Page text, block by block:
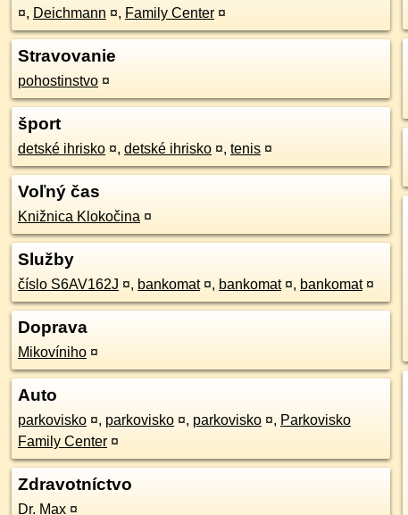
¤, Deichmann ¤, Family Center ¤
Stravovanie
pohostinstvo ¤
šport
detské ihrisko ¤, detské ihrisko ¤, tenis ¤
Voľný čas
Knižnica Klokočina ¤
Služby
číslo S6AV162J ¤, bankomat ¤, bankomat ¤, bankomat ¤
Doprava
Mikovíniho ¤
Auto
parkovisko ¤, parkovisko ¤, parkovisko ¤, Parkovisko
Family Center ¤
Zdravotníctvo
Dr. Max ¤